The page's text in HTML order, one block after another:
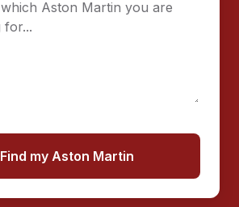
Find my Aston Martin